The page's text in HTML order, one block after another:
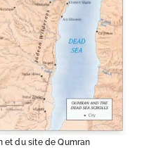
et du site de Qumran